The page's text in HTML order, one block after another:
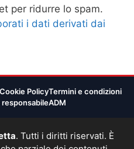
per ridurre lo spam.
i dati derivati dai
Cookie PolicyTermini e condizioni
ADM
. Tutti i diritti riservati. È